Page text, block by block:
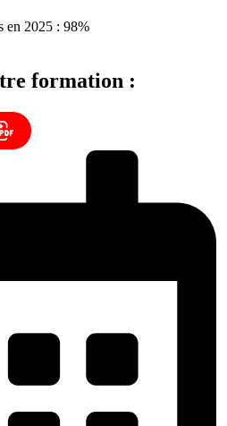
en 2025 : 98%
formation :